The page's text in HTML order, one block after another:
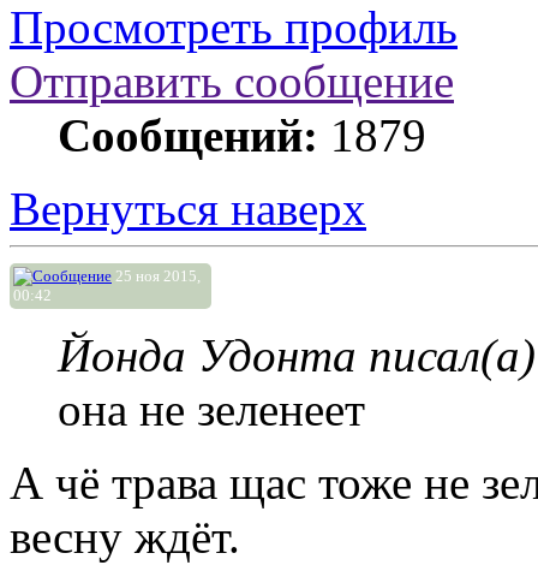
Просмотреть профиль
Отправить сообщение
Сообщений: 1879
Вернуться наверх
25 ноя 2015,
00:42
Йонда Удонта
она не зеленеет
А чё трава щас тоже не
весну ждёт.